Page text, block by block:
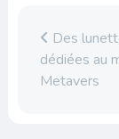
Des
dédiées au
Metavers